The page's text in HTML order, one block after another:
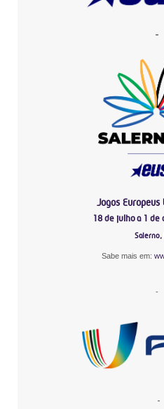
-
Jogos
18 de julho a 1
Salerno,
Sabe mais em:
-
-